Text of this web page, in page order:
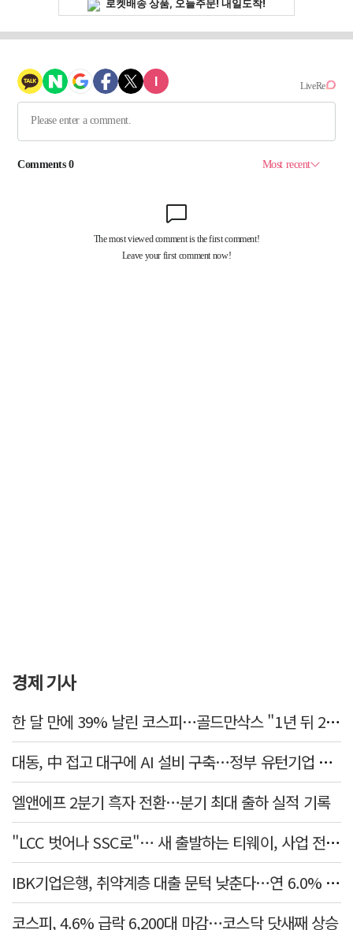
경제 기사
한 달 만에 39% 날린 코스피…골드만삭스 "1년 뒤 2배" 예상, 왜?
대동, 中 접고 대구에 AI 설비 구축…정부 유턴기업 선정 임
엘앤에프 2분기 흑자 전환…분기 최대 출하 실적 기록
"LCC 벗어나 SSC로"… 새 출발하는 티웨이, 사업 전략 발표
IBK기업은행, 취약계층 대출 문턱 낮춘다…연 6.0% 'i-ONE 햇살론 특례보증' 비대면 출시
코스피, 4.6% 급락 6,200대 마감…코스닥 닷새째 상승